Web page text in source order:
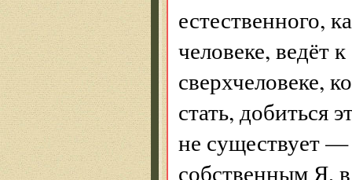
естественного,
человеке, ведёт
сверхчеловеке,
стать, добиться
не существует —
собственным Я,